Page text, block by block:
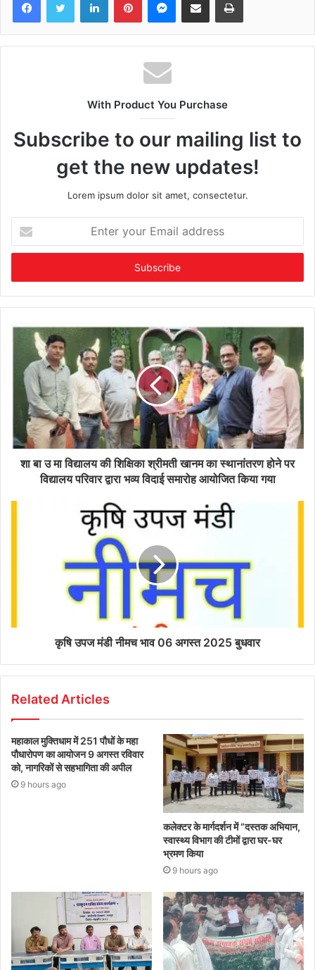
With Product You Purchase
Subscribe to our mailing list to
get the new updates!
Lorem ipsum dolor sit amet, consectetur.
your
Email
शा बा उ मा विद्यालय की शिक्षिका श्रीमती खानम का स्थानांतरण होने पर
विद्यालय परिवार द्वारा भव्य विदाई समारोह आयोजित किया गया
कृषि उपज मंडी नीमच भाव 06 अगस्त 2025 बुधवार
Related Articles
महाकाल मुक्तिधाम में 251 पौधों के महा
पौधारोपण का आयोजन 9 अगस्त रविवार
को, नागरिकों से सहभागिता की अपील
9 hours ago
कलेक्टर के मार्गदर्शन में “दस्तक अभियान,‌
स्वास्थ्य विभाग की टीमों द्वारा घर-घर
भ्रमण किया
9 hours ago